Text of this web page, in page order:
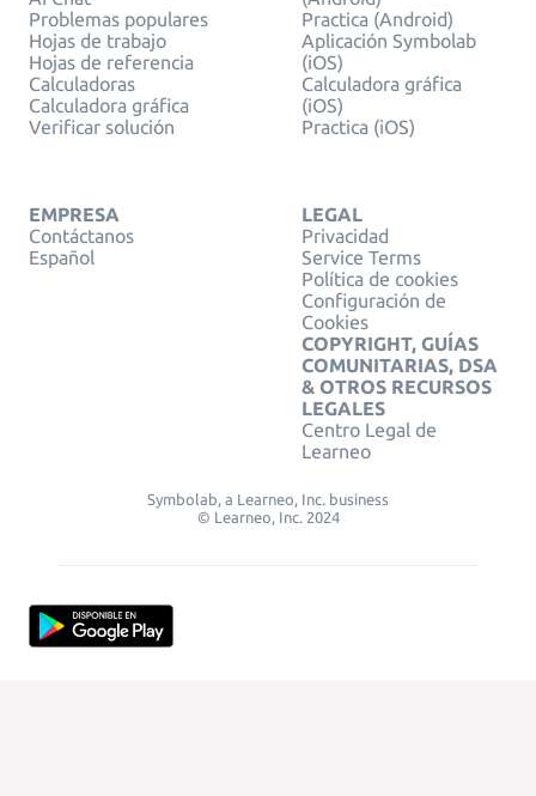
Problemas populares
Hojas de trabajo
Hojas de referencia
Calculadoras
Calculadora gráfica
Verificar solución
Practica (Android)
Aplicación Symbolab
(iOS)
Calculadora gráfica
(iOS)
Practica (iOS)
EMPRESA
Contáctanos
Español
LEGAL
Privacidad
Service Terms
Política de cookies
Configuración de
Cookies
COPYRIGHT, GUÍAS
COMUNITARIAS, DSA
& OTROS RECURSOS
LEGALES
Centro Legal de
Learneo
Symbolab, a Learneo, Inc. business
© Learneo, Inc. 2024